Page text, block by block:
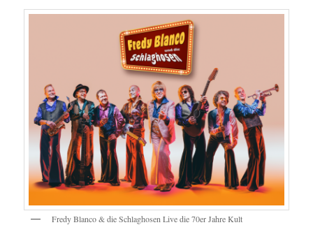
Fredy Blanco & die Schlaghosen Live die 70er Jahre Kult